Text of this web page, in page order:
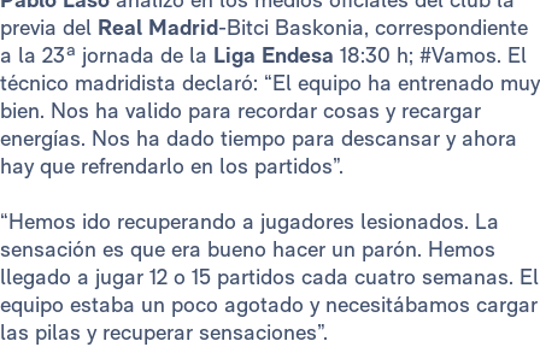
previa del Real Madrid-Bitci Baskonia, correspondiente
a la 23ª jornada de la Liga Endesa 18:30 h; #Vamos. El
técnico madridista declaró: “El equipo ha entrenado muy
bien. Nos ha valido para recordar cosas y recargar
energías. Nos ha dado tiempo para descansar y ahora
hay que refrendarlo en los partidos”.
“Hemos ido recuperando a jugadores lesionados. La
sensación es que era bueno hacer un parón. Hemos
llegado a jugar 12 o 15 partidos cada cuatro semanas. El
equipo estaba un poco agotado y necesitábamos cargar
las pilas y recuperar sensaciones”.